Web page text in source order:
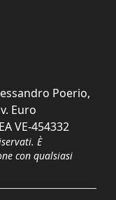
Poerio,
Euro
VE-454332
È
con qualsiasi